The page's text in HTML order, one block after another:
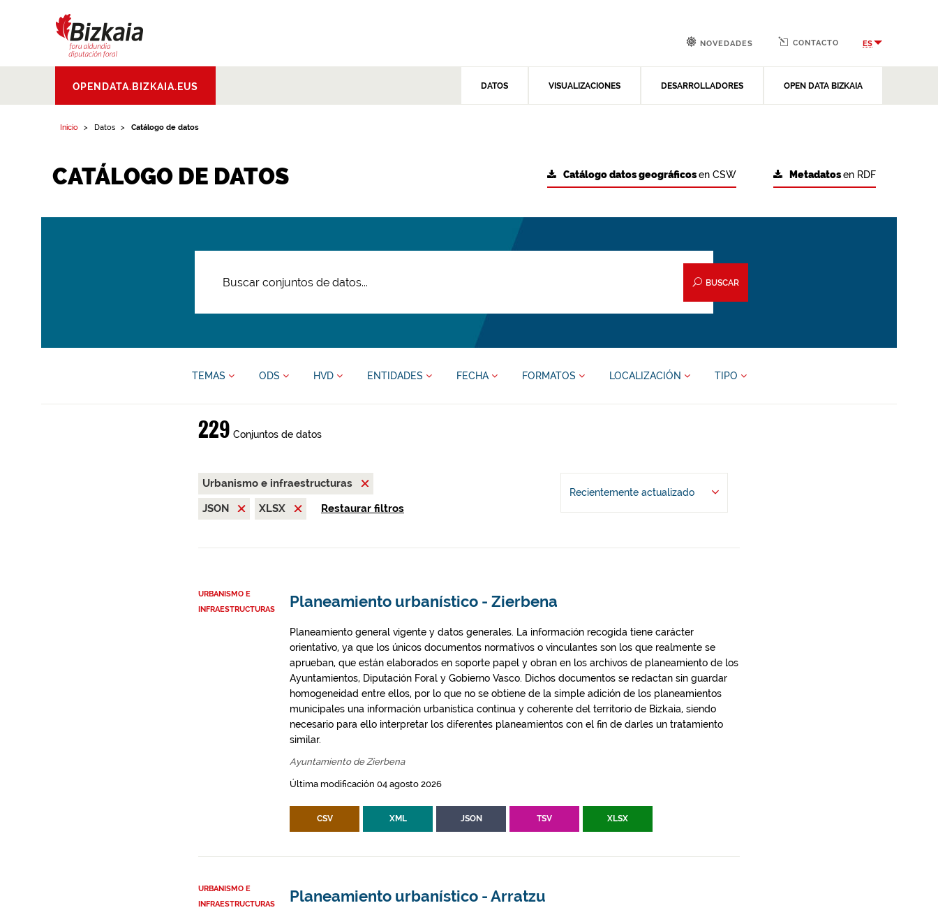
Aldundia.Diputacion
Foral de Bizkaia
OPENDATA.BIZKAIA.EUS DATOS VISUALIZACIONES DESARROLLADORES OPEN DATA BIZKAIA
NOVEDADES CONTACTO ES
Inicio Datos Catálogo de datos
CATÁLOGO DE DATOS Metadatosen RDF
Catálogo datos geográficosen CSW
BUSCAR
TEMAS ODS HVD ENTIDADES FECHA FORMATOS LOCALIZACIÓN TIPO
229 Conjuntos de datos
Urbanismo e infraestructuras
JSON
XLSX Restaurar filtros
Recientemente actualizado
URBANISMO E
INFRAESTRUCTURAS
Planeamiento urbanístico - Zierbena
Planeamiento general vigente y datos generales. La información recogida tiene carácter
orientativo, ya que los únicos documentos normativos o vinculantes son los que realmente se
aprueban, que están elaborados en soporte papel y obran en los archivos de planeamiento de los
Ayuntamientos, Diputación Foral y Gobierno Vasco. Dichos documentos se redactan sin guardar
homogeneidad entre ellos, por lo que no se obtiene de la simple adición de los planeamientos
municipales una información urbanística continua y coherente del territorio de Bizkaia, siendo
necesario para ello interpretar los diferentes planeamientos con el fin de darles un tratamiento
similar.
Ayuntamiento de Zierbena
Última modificación 04 agosto 2026
CSV XML JSON TSV XLSX
URBANISMO E
INFRAESTRUCTURAS
Planeamiento urbanístico - Arratzu